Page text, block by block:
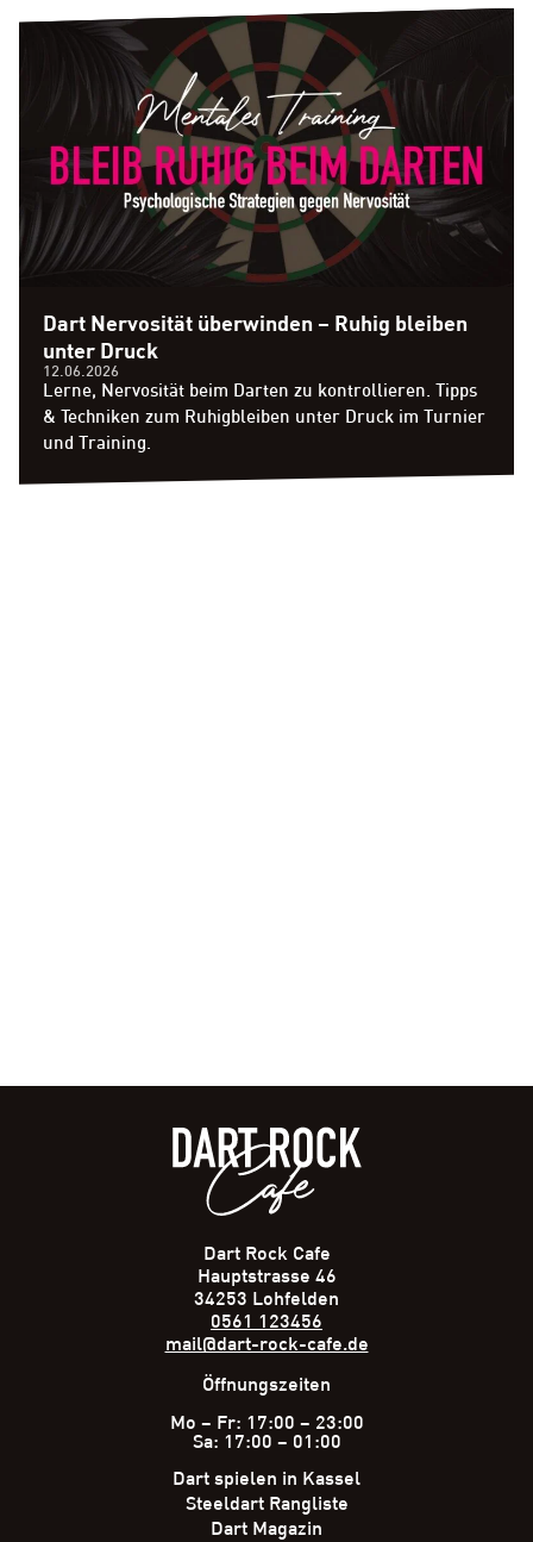
Dart Nervosität überwinden – Ruhig bleiben
unter Druck
12.06.2026
Lerne, Nervosität beim Darten zu kontrollieren. Tipps
& Techniken zum Ruhigbleiben unter Druck im Turnier
und Training.
Dart Rock Cafe
Hauptstrasse 46
34253 Lohfelden
0561 123456
mail@dart-rock-cafe.de
Öffnungszeiten
Mo – Fr: 17:00 – 23:00
Sa: 17:00 – 01:00
Dart spielen in Kassel
Steeldart Rangliste
Dart Magazin